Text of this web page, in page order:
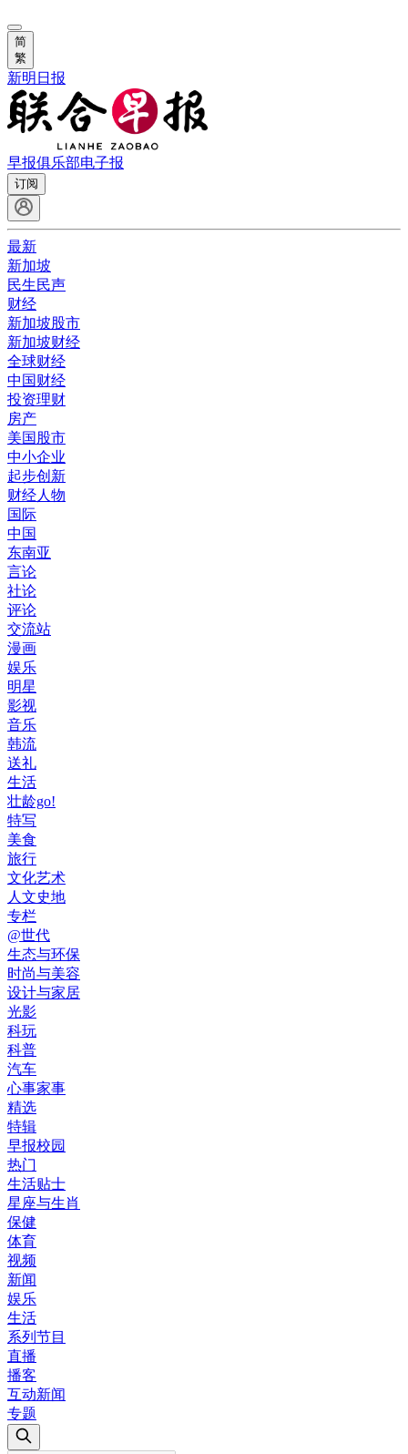
简
繁
新明日报
早报俱乐部电子报
订阅
最新
新加坡
民生民声
财经
新加坡股市
新加坡财经
全球财经
中国财经
投资理财
房产
美国股市
中小企业
起步创新
财经人物
国际
中国
东南亚
言论
社论
评论
交流站
漫画
娱乐
明星
影视
音乐
韩流
送礼
生活
壮龄go!
特写
美食
旅行
文化艺术
人文史地
专栏
@世代
生态与环保
时尚与美容
设计与家居
光影
科玩
科普
汽车
心事家事
精选
特辑
早报校园
热门
生活贴士
星座与生肖
保健
体育
视频
新闻
娱乐
生活
系列节目
直播
播客
互动新闻
专题